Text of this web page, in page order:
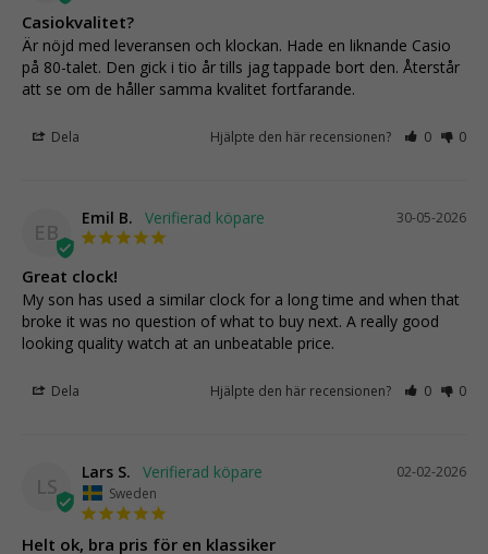
Casiokvalitet?
Är nöjd med leveransen och klockan. Hade en liknande Casio
på 80-talet. Den gick i tio år tills jag tappade bort den. Återstår
att se om de håller samma kvalitet fortfarande.
Dela Hjälpte den här recensionen? 0 0
EB
30-05-2026
Emil B.
Great clock!
My son has used a similar clock for a long time and when that
broke it was no question of what to buy next. A really good
looking quality watch at an unbeatable price.
Dela Hjälpte den här recensionen? 0 0
LS
02-02-2026
Lars S.
Sweden
Helt ok, bra pris för en klassiker